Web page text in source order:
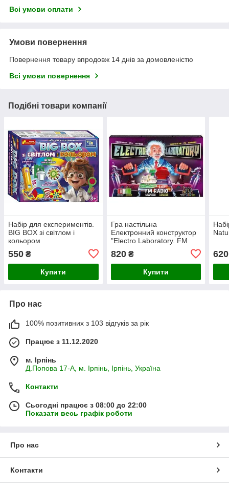
Всі умови оплати
Умови повернення
Повернення товару впродовж 14 днів за домовленістю
Всі умови повернення
Подібні товари компанії
Набір для експериментів.
BIG BOX зі світлом і
кольором
550 ₴
Купити
Гра настільна
Електронний конструктор
"Electro Laboratory. FM
820₴
Купити
620
Про нас
100% позитивних з 103 відгуків за рік
Працює з 11.12.2020
м. Ірпінь
Д.Попова 17-А, м. Ірпінь, Ірпінь, Україна
Контакти
Сьогодні працює з 08:00 до 22:00
Показати весь графік роботи
Про нас
Контакти